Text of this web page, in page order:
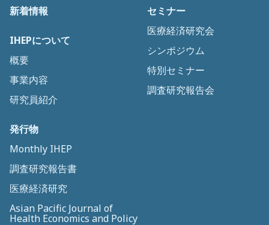
新着情報
IHEPについて
概要
事業内容
研究員紹介
セミナー
医療経済研究会
シンポジウム
特別セミナー
調査研究報告会
発行物
Monthly IHEP
調査研究報告書
医療経済研究
Asian Pacific Journal of
Health Economics and Policy